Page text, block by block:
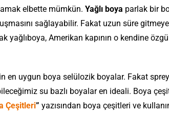
elbette mümkün. Yağlı boya parlak bir
sağlayabilir. Fakat uzun süre
yağlıboya, Amerikan kapının o kendine
en uygun boya selülozik boyalar. Fakat
su bazlı boyalar en ideali. Boya
Çeşitleri” yazısından boya çeşitleri ve